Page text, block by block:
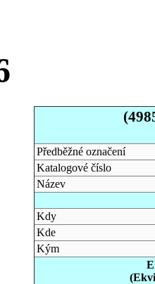
Předběžné označení
Katalogové číslo
Název
Kdy
Kde
Kým